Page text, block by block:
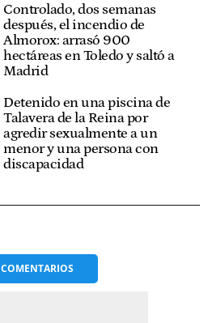
Controlado, dos semanas
después, el incendio de
Almorox: arrasó 900
hectáreas en Toledo y saltó a
Madrid
Detenido en una piscina de
Talavera de la Reina por
agredir sexualmente a un
menor y una persona con
discapacidad
COMENTARIOS